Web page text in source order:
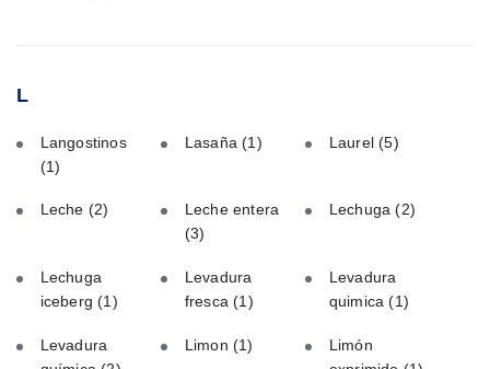
L
Langostinos
(1)
Lasaña(1) Laurel(5)
Leche (2)
Leche entera
(3)
Lechuga(2)
Lechuga
iceberg(1)
Levadura
fresca(1)
Levadura
quimica(1)
Levadura
Limon (1)
Limón